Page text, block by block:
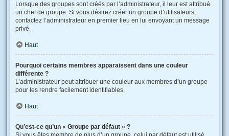
Lorsque des groupes sont créés par l’administrateur, il leur est attribué
un chef de groupe. Si vous désirez créer un groupe d’utilisateurs,
contactez l’administrateur en premier lieu en lui envoyant un message
privé.
Haut
Pourquoi certains membres apparaissent dans une couleur
différente ?
L’administrateur peut attribuer une couleur aux membres d’un groupe
pour les rendre facilement identifiables.
Haut
Qu’est-ce qu’un « Groupe par défaut » ?